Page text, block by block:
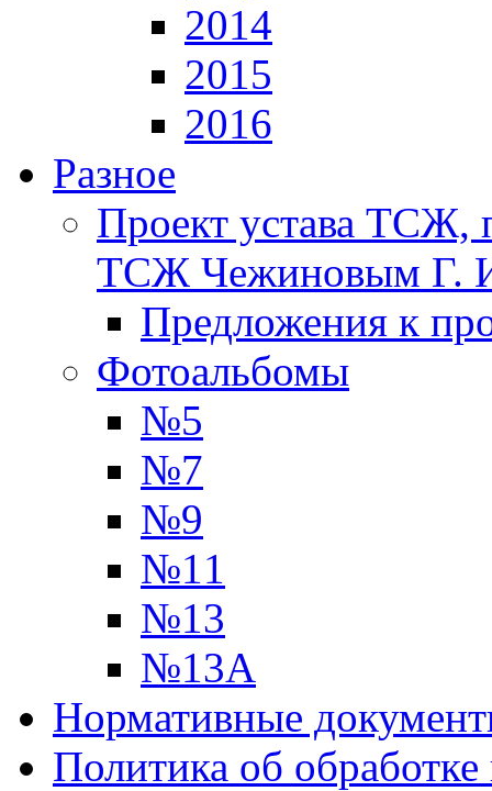
2014
2015
2016
Разное
Проект устава ТСЖ,
ТСЖ Чежиновым Г.
Предложения к
Фотоальбомы
№5
№7
№9
№11
№13
№13А
Нормативные
Политика об